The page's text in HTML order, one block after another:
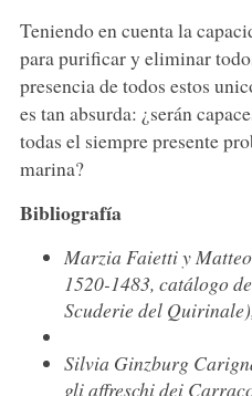
Teniendo en cuenta la
para purificar y eliminar
presencia de todos estos
es tan absurda: ¿serán
todas el siempre presente
marina?
Bibliografía
Marzia Faietti y
1520-1483, catálogo
Scuderie del
Silvia Ginzburg
gli affreschi dei